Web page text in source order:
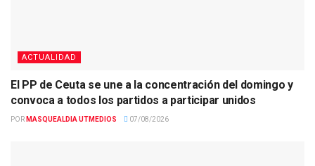
ACTUALIDAD
El PP de Ceuta se une a la concentración del domingo y
convoca a todos los partidos a participar unidos
POR MASQUEALDIA UTMEDIOS 07/08/2026